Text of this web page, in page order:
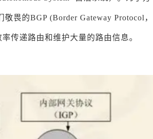
畏的BGP (Border Gateway Protocol，
传递路由和维护大量的路由信息。